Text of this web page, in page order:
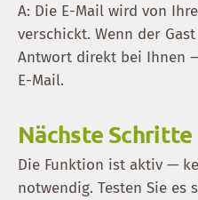
A: Die E-Mail wird von
verschickt. Wenn der
Antwort direkt bei Ihnen
E-Mail.
Nächste Schritte
Die Funktion ist aktiv —
notwendig. Testen Sie es